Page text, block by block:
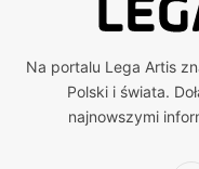
Na portalu Lega Artis
Polski i świata.
najnowszymi